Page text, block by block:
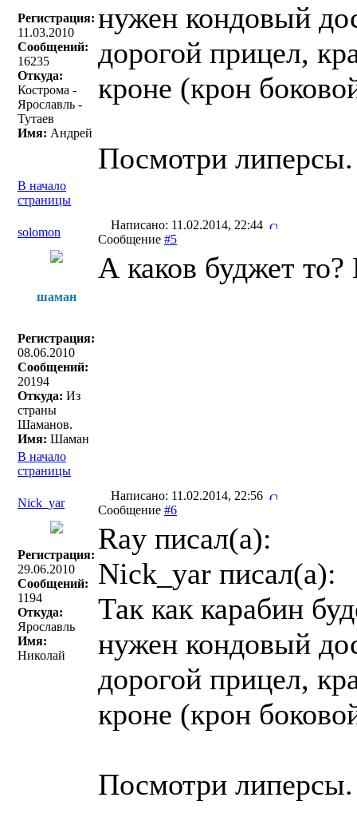
Регистрация:
11.03.2010
Сообщений:
16235
Откуда:
Кострома -
Ярославль -
Тутаев
Имя: Андрей
нужен кондовый
дорогой прицел,
кроне (крон
Посмотри липерсы.
В начало
страницы
solomon
Написано: 11.02.2014, 22:44
Сообщение #5
шаман
Регистрация:
08.06.2010
Сообщений:
20194
Откуда: Из
страны
Шаманов.
Имя: Шаман
А каков буджет
В начало
страницы
Nick_yar
Написано: 11.02.2014, 22:56
Сообщение #6
Регистрация:
29.06.2010
Сообщений:
1194
Откуда:
Ярославль
Имя:
Николай
Ray писал(a):
Nick_yar писал(a):
Так как карабин
нужен кондовый
дорогой прицел,
кроне (крон
Посмотри липерсы.